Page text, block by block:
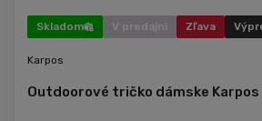
Skladom V predajni Zľava
Karpos
Outdoorové tričko dámske Karpos